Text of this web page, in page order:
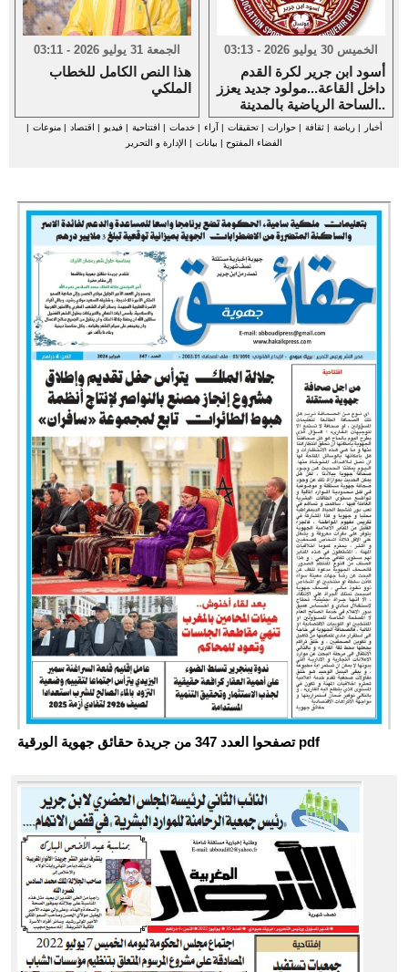
تصفحوا العدد 347 من جريدة حقائق جهوية الورقية pdf
الجمعة 31 يوليو 2026 - 03:11
هذا النص الكامل للخطاب
الملكي
الخميس 30 يوليو 2026 - 03:13
أسود ابن جرير لكرة القدم
داخل القاعة...مولود جديد يعزز
الساحة الرياضية بالمدينة..
أخبار |رياضة |ثقافة |حوارات |تحقيقات | آراء |خدمات | افتتاحية | فيديو | اقتصاد |منوعات |
الفضاء المفتوح | بيانات | الإدارة و التحرير